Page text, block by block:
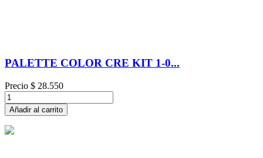
PALETTE COLOR CRE KIT 1-0...
Precio $ 28.550
Añadir al carrito